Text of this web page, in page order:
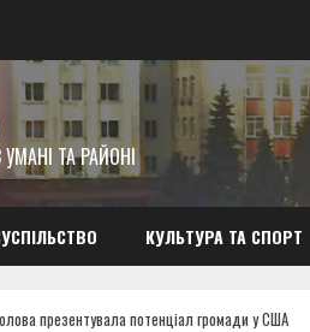
ТА РАЙОНІ
КУЛЬТУРА ТА СПОРТ
презентувала потенціал громади у США